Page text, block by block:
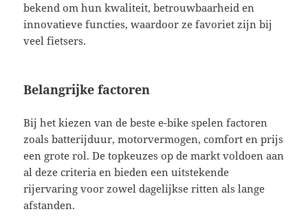
bekend om hun kwaliteit, betrouwbaarheid en
innovatieve functies, waardoor ze favoriet zijn bij
veel fietsers.
Belangrijke factoren
Bij het kiezen van de beste e-bike spelen factoren
zoals batterijduur, motorvermogen, comfort en prijs
een grote rol. De topkeuzes op de markt voldoen aan
al deze criteria en bieden een uitstekende
rijervaring voor zowel dagelijkse ritten als lange
afstanden.